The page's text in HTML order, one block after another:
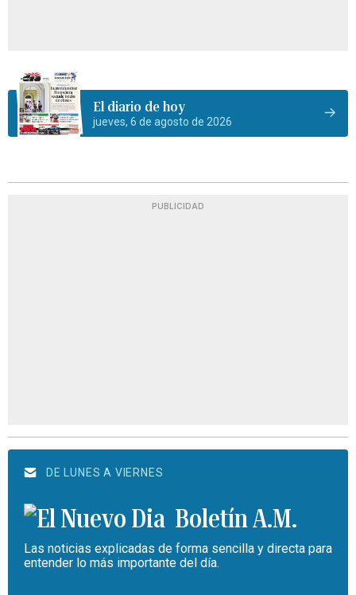
El diario de hoy
jueves, 6 de agosto de 2026
PUBLICIDAD
DE LUNES A VIERNES
Boletín A.M.
Las noticias explicadas de forma sencilla y directa para
entender lo más importante del día.